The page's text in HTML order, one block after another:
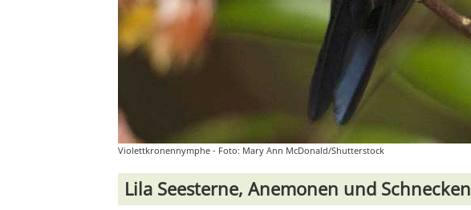
Violettkronennymphe - Foto: Mary Ann McDonald/Shutterstock
Lila Seesterne, Anemonen und Schnecken